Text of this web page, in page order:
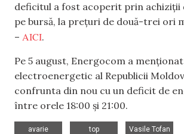
deficitul a fost acoperit prin achiziții
pe bursă, la prețuri de două-trei ori
– AICI.
Pe 5 august, Energocom a
electroenergetic al Republicii
confrunta din nou cu un deficit de
între orele 18:00 și 21:00.
avarie
top
Vasile Tofan